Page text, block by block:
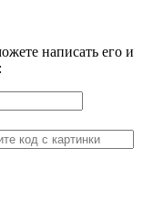
написать его и